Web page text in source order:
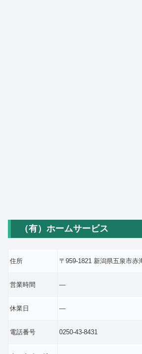
（有）ホームサービス
住所 〒959-1821 新潟県五泉市
営業時間 ―
休業日 ―
電話番号 0250-43-8431